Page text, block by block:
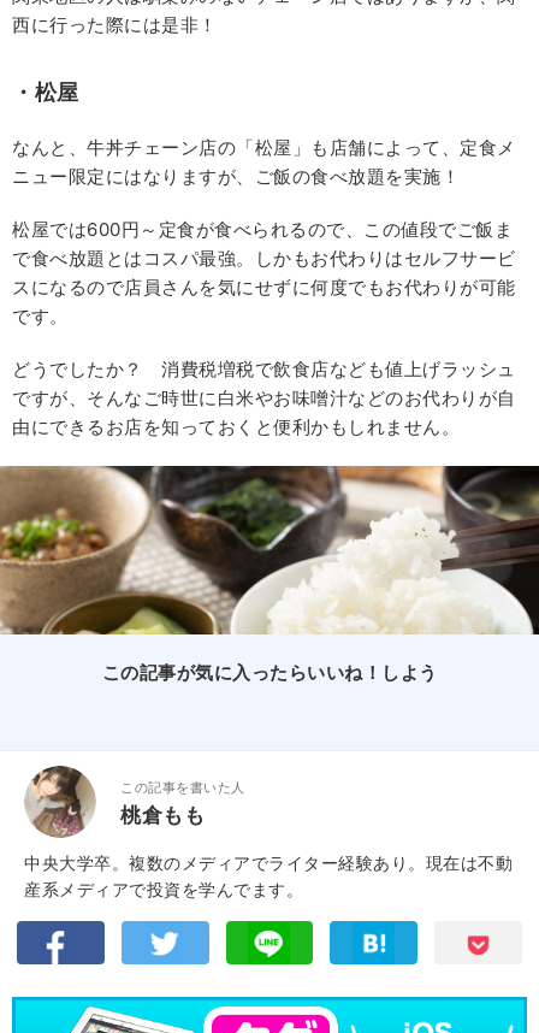
西に行った際には是非！
・松屋
なんと、牛丼チェーン店の「松屋」も店舗によって、定食メ
ニュー限定にはなりますが、ご飯の食べ放題を実施！
松屋では600円～定食が食べられるので、この値段でご飯ま
で食べ放題とはコスパ最強。しかもお代わりはセルフサービ
スになるので店員さんを気にせずに何度でもお代わりが可能
です。
どうでしたか？ 消費税増税で飲食店なども値上げラッシュ
ですが、そんなご時世に白米やお味噌汁などのお代わりが自
由にできるお店を知っておくと便利かもしれません。
この記事が気に入ったらいいね！しよう
この記事を書いた人
桃倉もも
中央大学卒。複数のメディアでライター経験あり。現在は不動
産系メディアで投資を学んでます。